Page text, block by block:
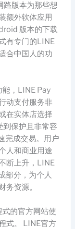
路版本为那些想
额外软体应用
版本的下载
有专门的LINE
合中国人的功
，LINE Pay
动支付服务非
在实体店选择
到保护且非常容
完成交易。用户
人和商业用途
断上升，LINE
部分，为个人
务资源。
的官方网站使
式。 LINE官方